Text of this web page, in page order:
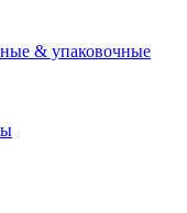
& упаковочные